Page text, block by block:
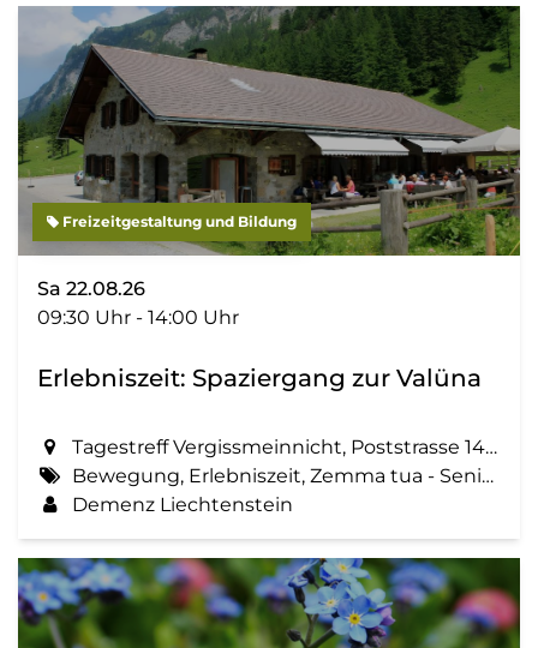
Freizeitgestaltung und Bildung
Sa 22.08.26
09:30 Uhr - 14:00 Uhr
Erlebniszeit: Spaziergang zur Valüna
Tagestreff Vergissmeinnicht, Poststrasse 14 in Schaan
Bewegung, Erlebniszeit, Zemma tua - Senioren gemeinsam aktiv, Spaziergang, Geselligkeit
Demenz Liechtenstein